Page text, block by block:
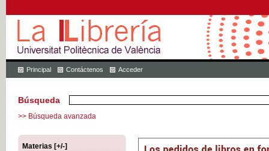
Principal Contáctenos Acceder
Búsqueda
>> Búsqueda avanzada
Materias [+/-]